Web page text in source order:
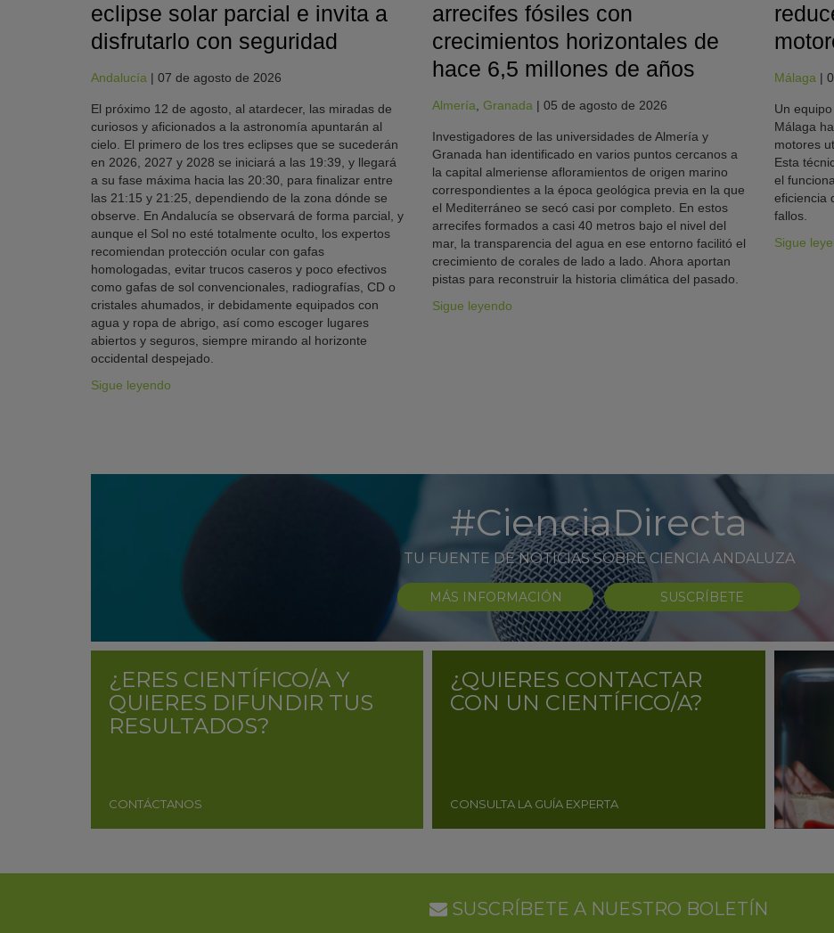
eclipse solar parcial e invita a
disfrutarlo con seguridad
Andalucía | 07 de agosto de 2026
El próximo 12 de agosto, al atardecer, las miradas de
curiosos y aficionados a la astronomía apuntarán al
cielo. El primero de los tres eclipses que se sucederán
en 2026, 2027 y 2028 se iniciará a las 19:39, y llegará
a su fase máxima hacia las 20:30, para finalizar entre
las 21:15 y 21:25, dependiendo de la zona dónde se
observe. En Andalucía se observará de forma parcial, y
aunque el Sol no esté totalmente oculto, los expertos
recomiendan protección ocular con gafas
homologadas, evitar trucos caseros y poco efectivos
como gafas de sol convencionales, radiografías, CD o
cristales ahumados, ir debidamente equipados con
agua y ropa de abrigo, así como escoger lugares
abiertos y seguros, siempre mirando al horizonte
occidental despejado.
Sigue leyendo
arrecifes fósiles con
crecimientos horizontales de
hace 6,5 millones de años
Almería,Granada |05 de agosto de 2026
Investigadores de las universidades de Almería y
Granada han identificado en varios puntos cercanos a
la capital almeriense afloramientos de origen marino
correspondientes a la época geológica previa en la que
el Mediterráneo se secó casi por completo. En estos
arrecifes formados a casi 40 metros bajo el nivel del
mar, la transparencia del agua en ese entorno facilitó el
crecimiento de corales de lado a lado. Ahora aportan
pistas para reconstruir la historia climática del pasado.
Sigue leyendo
Málaga|
Un
Málaga
motores
Esta
el
eficiencia
fallos.
Sigue
#CienciaDirecta
TU FUENTE DE NOTICIAS SOBRE CIENCIA ANDALUZA
MÁS INFORMACIÓN SUSCRÍBETE
¿ERES CIENTÍFICO/A Y
QUIERES DIFUNDIR TUS
RESULTADOS?
CONTÁCTANOS
¿QUIERES CONTACTAR
CON UN CIENTÍFICO/A?
CONSULTA LA GUÍA EXPERTA
SUSCRÍBETE A NUESTRO BOLETÍN